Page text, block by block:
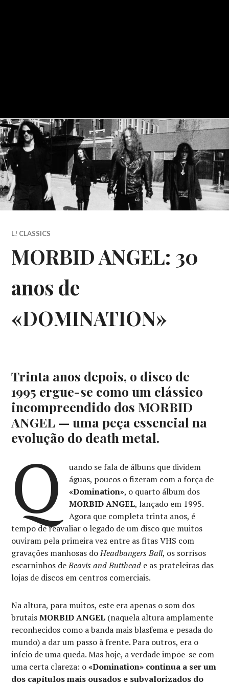
L! CLASSICS
MORBID ANGEL: 30
anos de
«DOMINATION»
Trinta anos depois, o disco de
1995 ergue-se como um clássico
incompreendido dos MORBID
ANGEL — uma peça essencial na
evolução do death metal.
Q
uando se fala de álbuns que dividem
águas, poucos o fizeram com a força de
«Domination», o quarto álbum dos
MORBID ANGEL, lançado em 1995.
Agora que completa trinta anos, é
tempo de reavaliar o legado de um disco que muitos
ouviram pela primeira vez entre as fitas VHS com
gravações manhosas doHeadbangers Ball, os sorrisos
escarninhos deBeavis and Butthead e as prateleiras das
lojas de discos em centros comerciais.
Na altura, para muitos, este era apenas o som dos
brutaisMORBID ANGEL (naquela altura amplamente
reconhecidos como a banda mais blasfema e pesada do
mundo) a dar um passo à frente. Para outros, era o
início de uma queda. Mas hoje, a verdade impõe-se com
uma certa clareza: o«Domination» continua a ser um
dos capítulos mais ousados e subvalorizados do